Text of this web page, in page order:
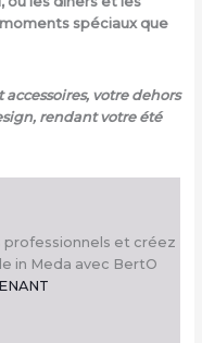
spéciaux que
votre dehors
rendant votre été
professionnels et créez
in Meda avec BertO